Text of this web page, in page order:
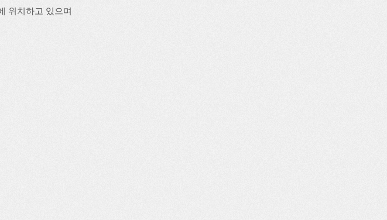
위치하고 있으며